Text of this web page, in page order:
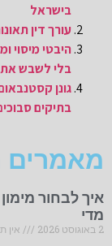
בישראל
עורך דין
היבטי מיסוי
בלי לשבש
גונן
בתיקים
מאמרים
איך לבחור
מדי
2 באוגוסט 2026
אין